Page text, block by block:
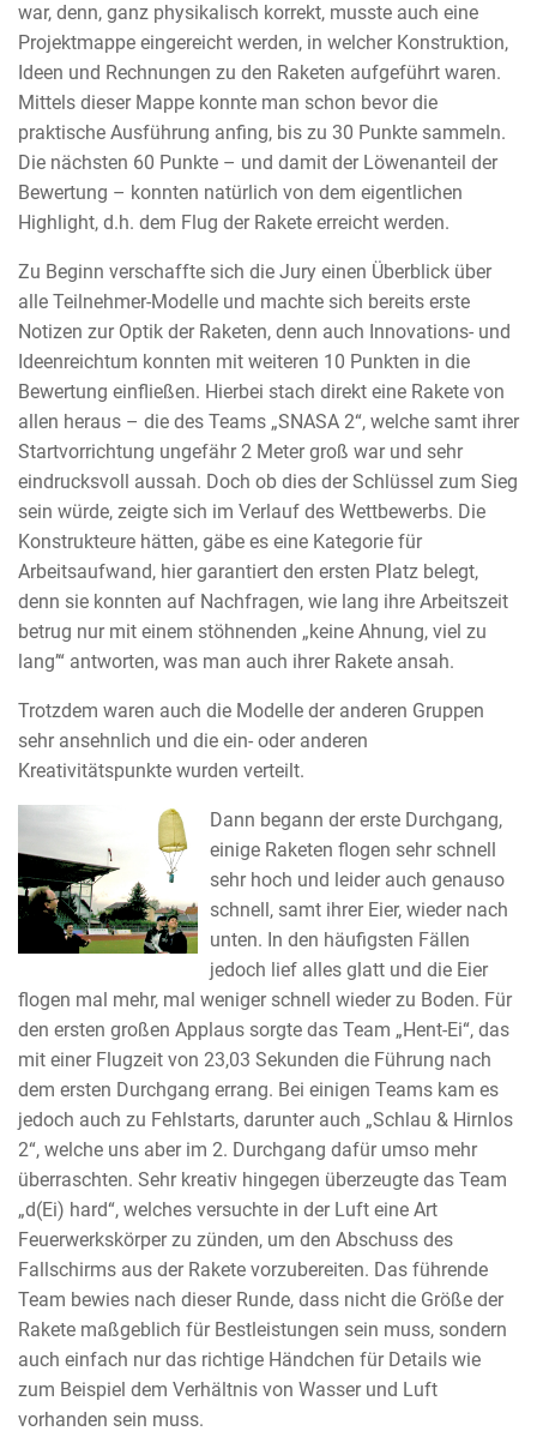
war, denn, ganz physikalisch korrekt, musste auch eine
Projektmappe eingereicht werden, in welcher Konstruktion,
Ideen und Rechnungen zu den Raketen aufgeführt waren.
Mittels dieser Mappe konnte man schon bevor die
praktische Ausführung anfing, bis zu 30 Punkte sammeln.
Die nächsten 60 Punkte – und damit der Löwenanteil der
Bewertung – konnten natürlich von dem eigentlichen
Highlight, d.h. dem Flug der Rakete erreicht werden.
Zu Beginn verschaffte sich die Jury einen Überblick über
alle Teilnehmer-Modelle und machte sich bereits erste
Notizen zur Optik der Raketen, denn auch Innovations- und
Ideenreichtum konnten mit weiteren 10 Punkten in die
Bewertung einfließen. Hierbei stach direkt eine Rakete von
allen heraus – die des Teams „SNASA 2“, welche samt ihrer
Startvorrichtung ungefähr 2 Meter groß war und sehr
eindrucksvoll aussah. Doch ob dies der Schlüssel zum Sieg
sein würde, zeigte sich im Verlauf des Wettbewerbs. Die
Konstrukteure hätten, gäbe es eine Kategorie für
Arbeitsaufwand, hier garantiert den ersten Platz belegt,
denn sie konnten auf Nachfragen, wie lang ihre Arbeitszeit
betrug nur mit einem stöhnenden „keine Ahnung, viel zu
lang’“ antworten, was man auch ihrer Rakete ansah.
Trotzdem waren auch die Modelle der anderen Gruppen
sehr ansehnlich und die ein- oder anderen
Kreativitätspunkte wurden verteilt.
Dann begann der erste Durchgang,
einige Raketen flogen sehr schnell
sehr hoch und leider auch genauso
schnell, samt ihrer Eier, wieder nach
unten. In den häufigsten Fällen
jedoch lief alles glatt und die Eier
flogen mal mehr, mal weniger schnell wieder zu Boden. Für
den ersten großen Applaus sorgte das Team „Hent-Ei“, das
mit einer Flugzeit von 23,03 Sekunden die Führung nach
dem ersten Durchgang errang. Bei einigen Teams kam es
jedoch auch zu Fehlstarts, darunter auch „Schlau & Hirnlos
2“, welche uns aber im 2. Durchgang dafür umso mehr
überraschten. Sehr kreativ hingegen überzeugte das Team
„d(Ei) hard“, welches versuchte in der Luft eine Art
Feuerwerkskörper zu zünden, um den Abschuss des
Fallschirms aus der Rakete vorzubereiten. Das führende
Team bewies nach dieser Runde, dass nicht die Größe der
Rakete maßgeblich für Bestleistungen sein muss, sondern
auch einfach nur das richtige Händchen für Details wie
zum Beispiel dem Verhältnis von Wasser und Luft
vorhanden sein muss.